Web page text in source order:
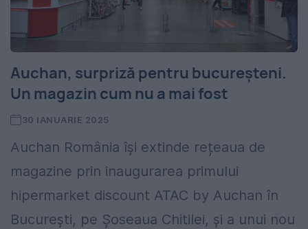
Auchan, surpriză pentru bucureșteni.
Un magazin cum nu a mai fost
30 IANUARIE 2025
Auchan România își extinde rețeaua de
magazine prin inaugurarea primului
hipermarket discount ATAC by Auchan în
București, pe Șoseaua Chitilei, și a unui nou